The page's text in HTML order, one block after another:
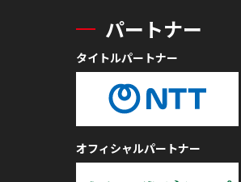
パートナー
タイトルパートナー
オフィシャルパートナー